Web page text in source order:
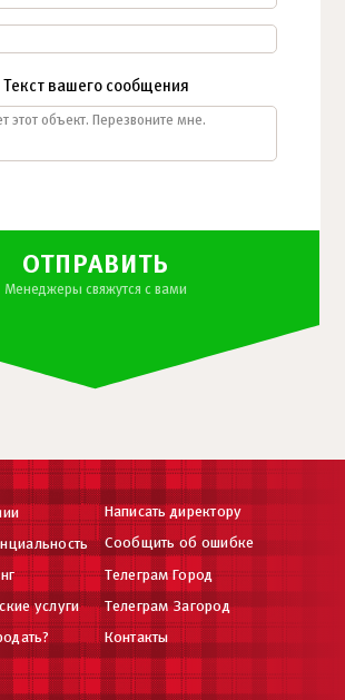
Текст вашего сообщения
ОТПРАВИТЬ
Менеджеры свяжутся с вами
услуги
Написать директору
Сообщить об ошибке
Телеграм Город
Телеграм Загород
Контакты